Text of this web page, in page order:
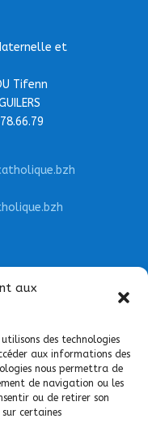
aux
des technologies
aux informations des
nous permettra de
de navigation ou les
ou de retirer son
certaines
et
Tifenn